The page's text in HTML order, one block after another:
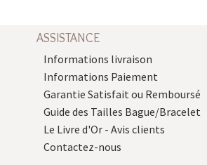
ASSISTANCE
Informations livraison
Informations Paiement
Garantie Satisfait ou Remboursé
Guide des Tailles Bague/Bracelet
Le Livre d'Or - Avis clients
Contactez-nous